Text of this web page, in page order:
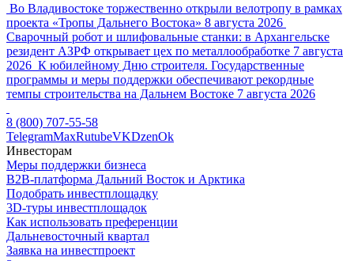
Во Владивостоке торжественно открыли велотропу в рамках
проекта «Тропы Дальнего Востока» 8 августа 2026
Сварочный робот и шлифовальные станки: в Архангельске
резидент АЗРФ открывает цех по металлообработке 7 августа
2026 К юбилейному Дню строителя. Государственные
программы и меры поддержки обеспечивают рекордные
темпы строительства на Дальнем Востоке 7 августа 2026
8 (800) 707-55-58
TelegramMaxRutubeVKDzenOk
Инвесторам
Меры поддержки бизнеса
B2B-платформа Дальний Восток и Арктика
Подобрать инвестплощадку
3D-туры инвестплощадок
Как использовать преференции
Дальневосточный квартал
Заявка на инвестпроект